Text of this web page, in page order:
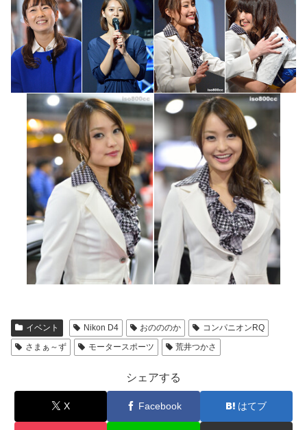
イベント Nikon D4 おのののか
コンパニオンRQ
さまぁ～ず
モータースポーツ 荒井つかさ
シェアする
X Facebook はてブ